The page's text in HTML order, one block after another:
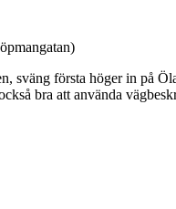
sväng första höger in på
bra att använda